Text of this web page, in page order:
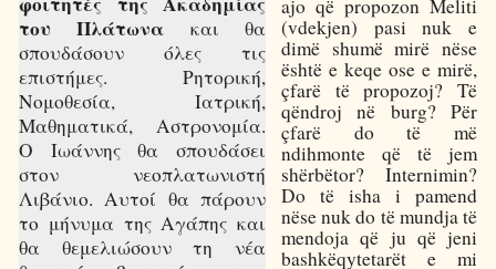
του Πλάτωνακαι θα
σπουδάσουν όλες τις
επιστήμες. Ρητορική,
Νομοθεσία, Ιατρική,
Μαθηματικά, Αστρονομία.
Ο Ιωάννης θα σπουδάσει
στον νεοπλατωνιστή
Λιβάνιο. Αυτοί θα πάρουν
το μήνυμα της Αγάπης και
θα θεμελιώσουν τη νέα
ajo që propozon Meliti
(vdekjen) pasi nuk e
dimë shumë mirë nëse
është e keqe ose e mirë,
çfarë të propozoj? Të
qëndroj në burg? Për
çfarë do të më
ndihmonte që të jem
shërbëtor? Internimin?
Do të isha i pamend
nëse nuk do të mundja të
mendoja që ju që jeni
bashkëqytetarët e mi